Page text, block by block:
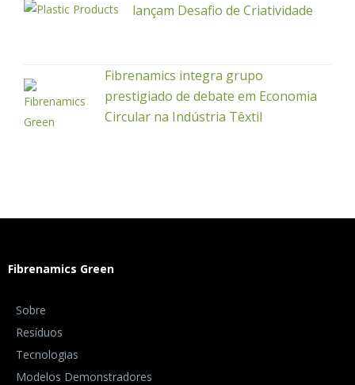
lançam Desafio de Criatividade
Fibrenamics integra grupo
prestigiado de debate em Economia
Circular na Indústria Têxtil
Fibrenamics Green
Sobre
Resíduos
Tecnologias
Modelos Demonstradores